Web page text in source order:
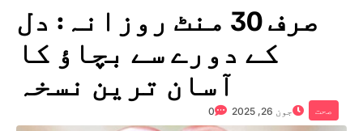
صرف 30 منٹ روزانہ: دل
کے دورے سے بچاؤ کا
آسان ترین نسخہ
صحت جون 26, 2025 0